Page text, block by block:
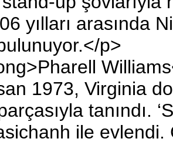
yılları arasında
p>
1973, Virginia
tanındı.
ile evlendi.